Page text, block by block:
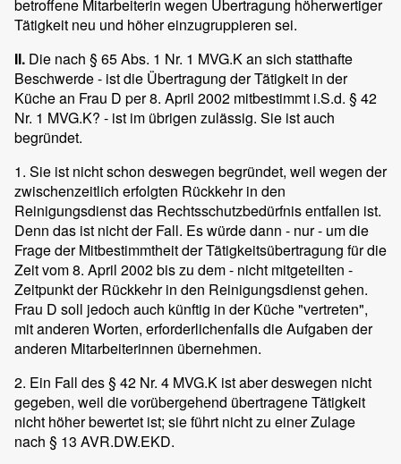
betroffene Mitarbeiterin wegen Übertragung höherwertiger
Tätigkeit neu und höher einzugruppieren sei.
II. Die nach § 65 Abs. 1 Nr. 1 MVG.K an sich statthafte
Beschwerde - ist die Übertragung der Tätigkeit in der
Küche an Frau D per 8. April 2002 mitbestimmt i.S.d. § 42
Nr. 1 MVG.K? - ist im übrigen zulässig. Sie ist auch
begründet.
1. Sie ist nicht schon deswegen begründet, weil wegen der
zwischenzeitlich erfolgten Rückkehr in den
Reinigungsdienst das Rechtsschutzbedürfnis entfallen ist.
Denn das ist nicht der Fall. Es würde dann - nur - um die
Frage der Mitbestimmtheit der Tätigkeitsübertragung für die
Zeit vom 8. April 2002 bis zu dem - nicht mitgeteilten -
Zeitpunkt der Rückkehr in den Reinigungsdienst gehen.
Frau D soll jedoch auch künftig in der Küche "vertreten",
mit anderen Worten, erforderlichenfalls die Aufgaben der
anderen Mitarbeiterinnen übernehmen.
2. Ein Fall des § 42 Nr. 4 MVG.K ist aber deswegen nicht
gegeben, weil die vorübergehend übertragene Tätigkeit
nicht höher bewertet ist; sie führt nicht zu einer Zulage
nach § 13 AVR.DW.EKD.